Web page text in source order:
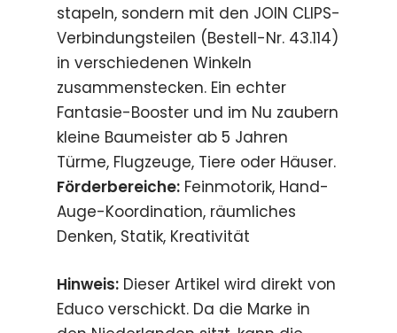
stapeln, sondern mit den JOIN CLIPS-
Verbindungsteilen (Bestell-Nr. 43.114)
in verschiedenen Winkeln
zusammenstecken. Ein echter
Fantasie-Booster und im Nu zaubern
kleine Baumeister ab 5 Jahren
Türme, Flugzeuge, Tiere oder Häuser.
Förderbereiche: Feinmotorik, Hand-
Auge-Koordination, räumliches
Denken, Statik, Kreativität
Hinweis: Dieser Artikel wird direkt von
Educo verschickt. Da die Marke in